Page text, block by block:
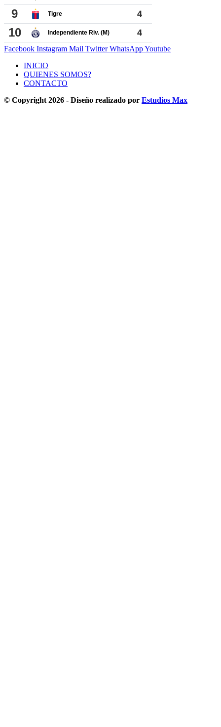
Facebook Instagram Mail Twitter WhatsAppYoutube
INICIO
QUIENES SOMOS?
CONTACTO
© Copyright 2026 - Diseño realizado por Estudios Max